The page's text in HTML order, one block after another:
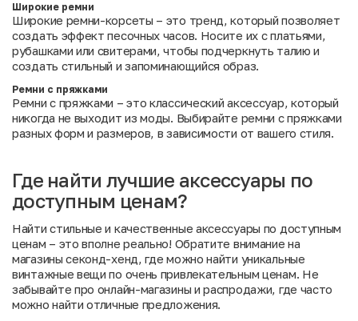
Широкие ремни
Широкие ремни-корсеты – это тренд, который позволяет
создать эффект песочных часов. Носите их с платьями,
рубашками или свитерами, чтобы подчеркнуть талию и
создать стильный и запоминающийся образ.
Ремни с пряжками
Ремни с пряжками – это классический аксессуар, который
никогда не выходит из моды. Выбирайте ремни с пряжками
разных форм и размеров, в зависимости от вашего стиля.
Где найти лучшие аксессуары по
доступным ценам?
Найти стильные и качественные аксессуары по доступным
ценам – это вполне реально! Обратите внимание на
магазины секонд-хенд, где можно найти уникальные
винтажные вещи по очень привлекательным ценам. Не
забывайте про онлайн-магазины и распродажи, где часто
можно найти отличные предложения.